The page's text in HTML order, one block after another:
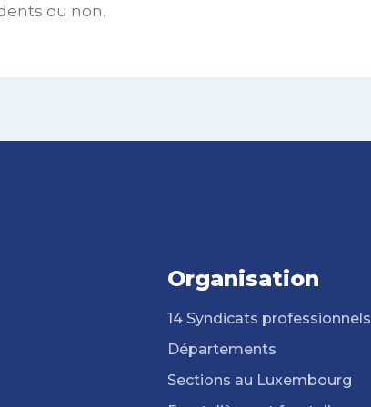
ou non.
Organisation
14 Syndicats professionnels
Départements
Sections au Luxembourg